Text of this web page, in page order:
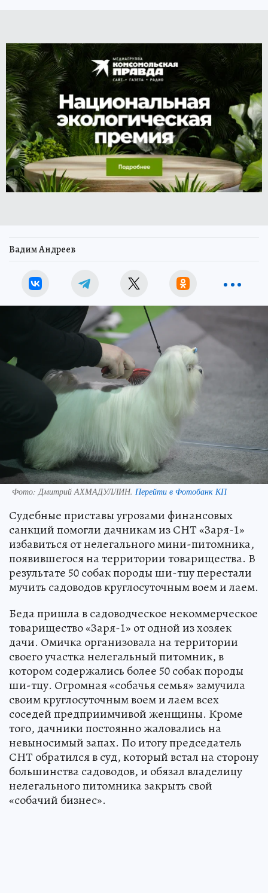
Вадим Андреев
Фото:Дмитрий АХМАДУЛЛИН. Перейти в Фотобанк КП
Судебные приставы угрозами финансовых
санкций помогли дачникам из СНТ «Заря-1»
избавиться от нелегального мини-питомника,
появившегося на территории товарищества. В
результате 50 собак породы ши-тцу перестали
мучить садоводов круглосуточным воем и лаем.
Беда пришла в садоводческое некоммерческое
товарищество «Заря-1» от одной из хозяек
дачи. Омичка организовала на территории
своего участка нелегальный питомник, в
котором содержались более 50 собак породы
ши-тцу. Огромная «собачья семья» замучила
своим круглосуточным воем и лаем всех
соседей предприимчивой женщины. Кроме
того, дачники постоянно жаловались на
невыносимый запах. По итогу председатель
СНТ обратился в суд, который встал на сторону
большинства садоводов, и обязал владелицу
нелегального питомника закрыть свой
«собачий бизнес».